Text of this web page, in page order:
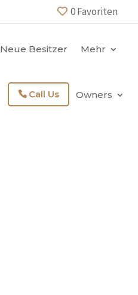
0Favoriten
Neue Besitzer Mehr
Call Us Owners